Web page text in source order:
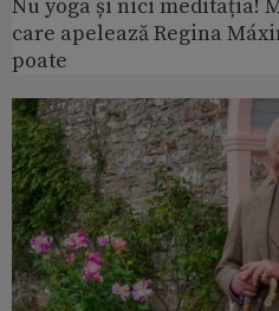
Nu yoga și nici meditația!
care apelează Regina
poate